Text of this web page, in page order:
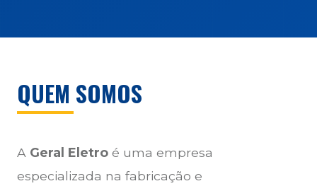
QUEM SOMOS
A Geral Eletro é uma empresa
especializada na fabricação e